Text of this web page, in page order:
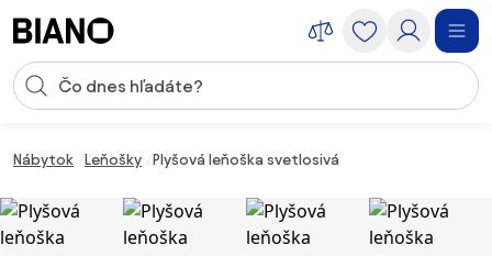
Vstup pre vyhľadávanie
Nábytok Leňošky Plyšová leňoška svetlosivá